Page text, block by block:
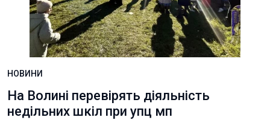
НОВИНИ
На Волині перевірять діяльність
недільних шкіл при упц мп